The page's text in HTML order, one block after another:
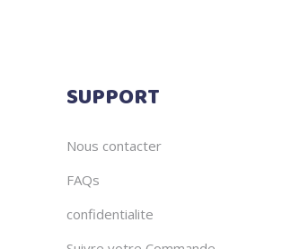
SUPPORT
Nous contacter
FAQs
confidentialite